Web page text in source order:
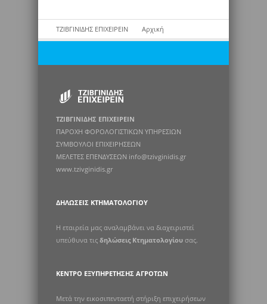
ΤΖΙΒΓΙΝΙΔΗΣ ΕΠΙΧΕΙΡΕΙΝ Αρχική
ΤΖΙΒΓΙΝΙΔΗΣ ΕΠΙΧΕΙΡΕΙΝ
ΠΑΡΟΧΗ ΦΟΡΟΛΟΓΙΣΤΙΚΩΝ ΥΠΗΡΕΣΙΩΝ
ΣΥΜΒΟΥΛΟΙ ΕΠΙΧΕΙΡΗΣΕΩΝ
ΜΕΛΕΤΕΣ ΕΠΕΝΔΥΣΕΩΝ info@tzivginidis.gr
www.tzivginidis.gr
ΔΗΛΏΣΕΙΣ ΚΤΗΜΑΤΟΛΟΓΊΟΥ
Η εταιρεία μας αναλαμβάνει να διαχειριστεί
υπεύθυνα τις δηλώσεις Κτηματολογίου σας.
ΚΈΝΤΡΟ ΕΞΥΠΗΡΈΤΗΣΗΣ ΑΓΡΟΤΏΝ
Μετά την εικοσιπενταετή στήριξη επιχειρήσεων